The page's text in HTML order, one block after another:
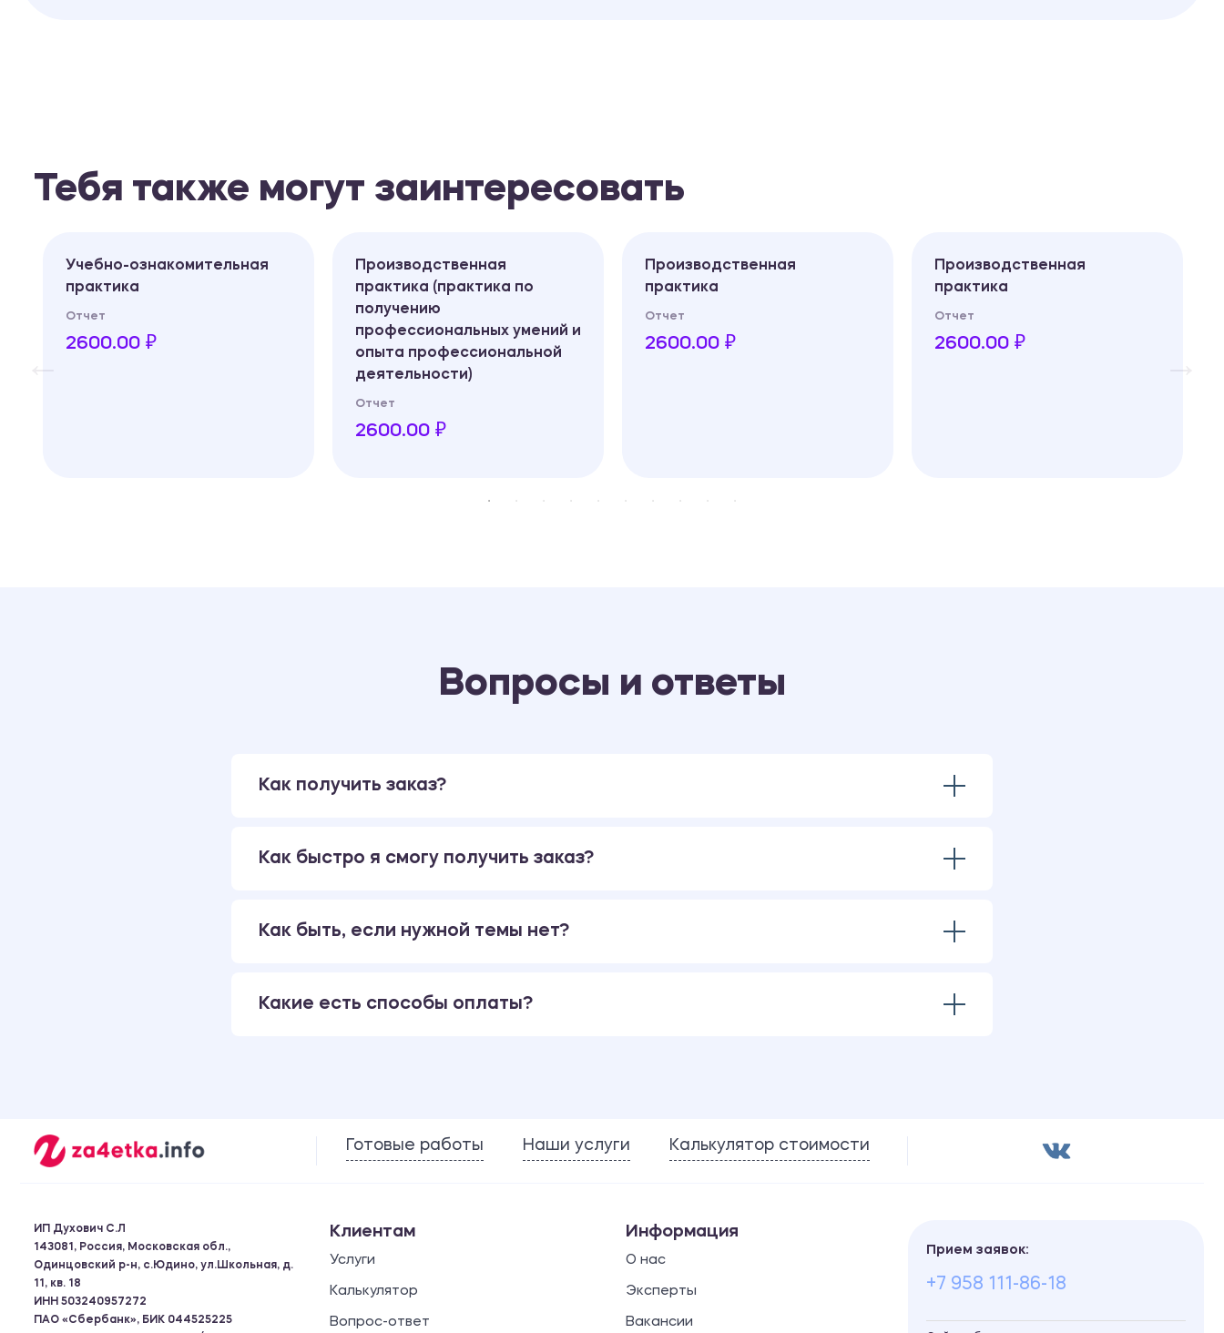
Тебя также могут заинтересовать
Учебно-ознакомительная
практика
Отчет
2600.00 ₽
Производственная
практика (практика по
получению
профессиональных умений и
опыта профессиональной
деятельности)
Отчет
2600.00 ₽
Производственная
практика
Отчет
2600.00 ₽
Производственная
практика
Отчет
2600.00 ₽
Вопросы и ответы
Как получить заказ?
Как быстро я смогу получить заказ?
Как быть, если нужной темы нет?
Какие есть способы оплаты?
Готовые работы Наши услуги Калькулятор стоимости
ИП Духович С.Л
143081, Россия, Московская обл.,
Одинцовский р-н, с.Юдино, ул.Школьная, д.
11, кв. 18
ИНН 503240957272
ПАО «Сбербанк», БИК 044525225
Клиентам
Услуги
Калькулятор
Вопрос-ответ
Информация
О нас
Эксперты
Вакансии
Прием заявок:
+7 958 111-86-18